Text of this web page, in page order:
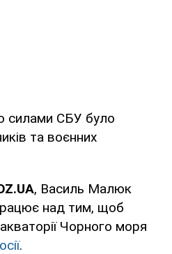
силами СБУ було
та воєнних
, Василь Малюк
над тим, щоб
Чорного моря
.